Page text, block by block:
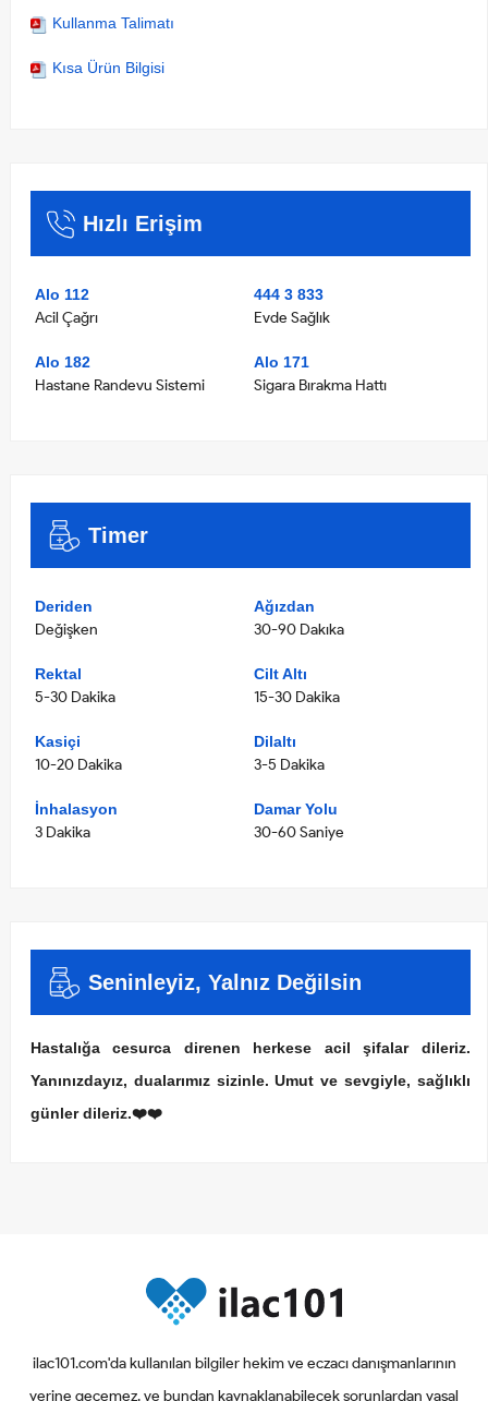
Kullanma Talimatı
Kısa Ürün Bilgisi
Hızlı Erişim
Alo 112
Acil Çağrı
444 3 833
Evde Sağlık
Alo 182
Hastane Randevu Sistemi
Alo 171
Sigara Bırakma Hattı
Timer
Deriden
Değişken
Ağızdan
30-90 Dakıka
Rektal
5-30 Dakika
Cilt Altı
15-30 Dakika
Kasiçi
10-20 Dakika
Dilaltı
3-5 Dakika
İnhalasyon
3 Dakika
Damar Yolu
30-60 Saniye
Seninleyiz, Yalnız Değilsin
Hastalığa cesurca direnen herkese acil şifalar dileriz.
Yanınızdayız, dualarımız sizinle. Umut ve sevgiyle, sağlıklı
günler dileriz.❤️❤️
ilac101.com'da kullanılan bilgiler hekim ve eczacı danışmanlarının
yerine geçemez. ve bundan kaynaklanabilecek sorunlardan yasal